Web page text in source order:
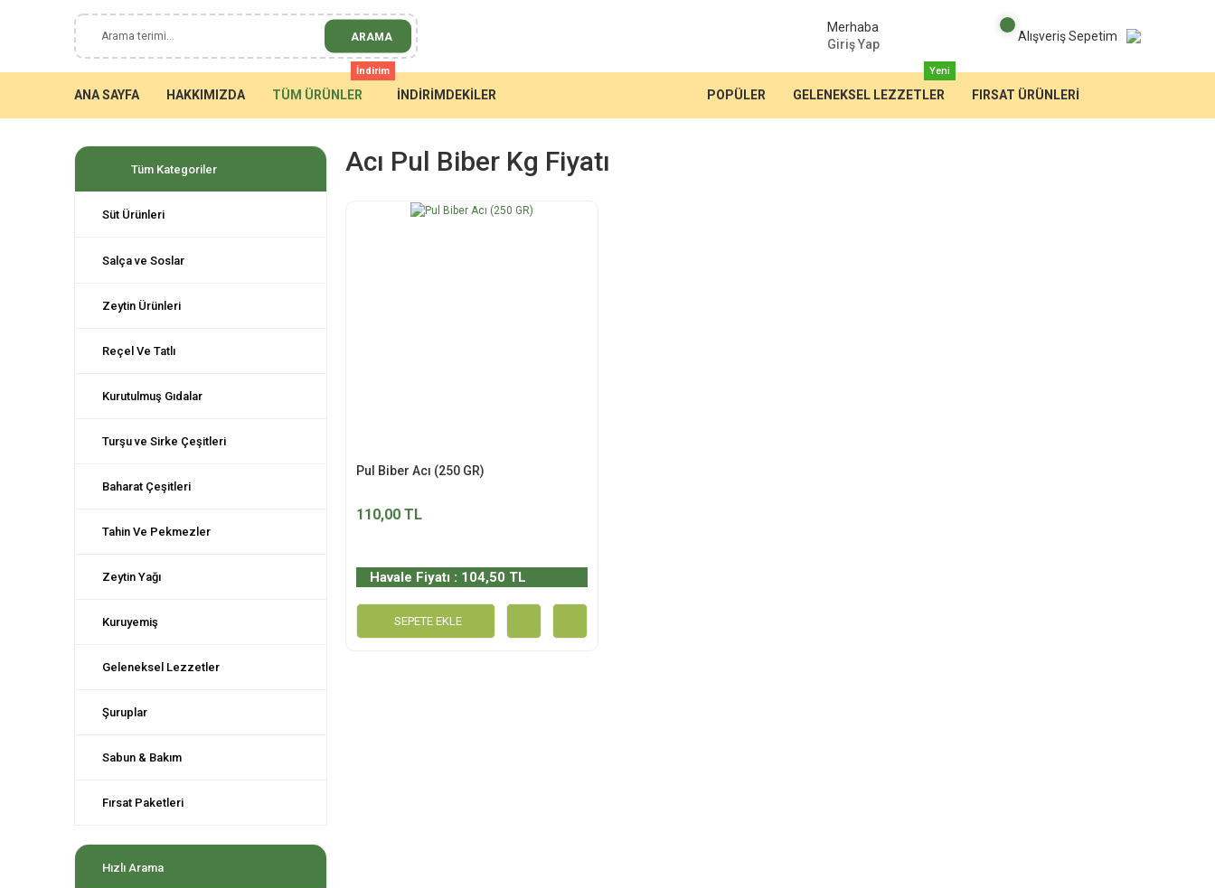
ARAMA
Merhaba
Giriş Yap
Alışveriş Sepetim
ANA SAYFA HAKKIMIZDA
İndirim
TÜM ÜRÜNLER İNDİRİMDEKİLER POPÜLER
Yeni
GELENEKSEL LEZZETLER FIRSAT ÜRÜNLERİ
Tüm Kategoriler
Süt Ürünleri
Salça ve Soslar
Zeytin Ürünleri
Reçel Ve Tatlı
Kurutulmuş Gıdalar
Turşu ve Sirke Çeşitleri
Baharat Çeşitleri
Tahin Ve Pekmezler
Zeytin Yağı
Kuruyemiş
Geleneksel Lezzetler
Şuruplar
Sabun & Bakım
Fırsat Paketleri
Hızlı Arama
Acı Pul Biber Kg Fiyatı
Pul Biber Acı (250 GR)
110,00 TL
Havale Fiyatı : 104,50 TL
SEPETE EKLE